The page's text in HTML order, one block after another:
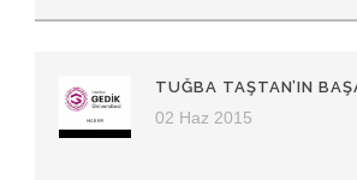
TUĞBA TAŞTAN’IN
02 Haz 2015